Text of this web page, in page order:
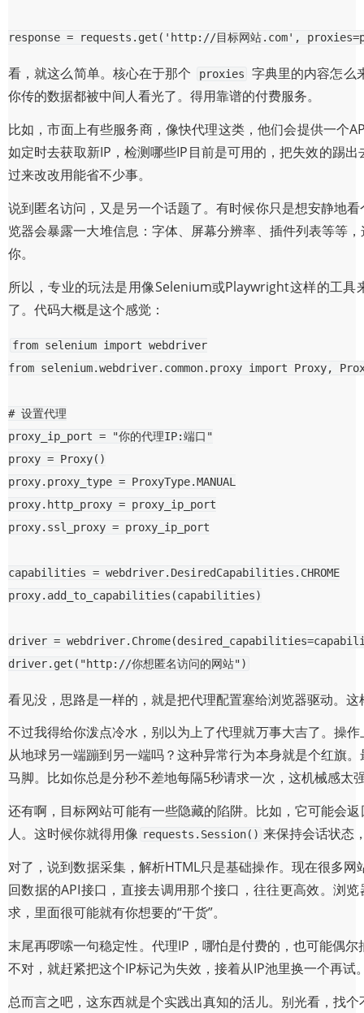
response = requests . get ( 'http://目标网站.com' , proxies=
看，就这么简单。核心在于那个 proxies
字典里的内容怎么
你传的数据都被中间人看光了。得用靠谱的付费服务。
比如，市面上有些服务商，像快代理这类，他们会提供一个
如定时去获取新IP，检测哪些IP目前是可用的，把失效的踢
过来改改用能省不少事。
说到匿名访问，又是另一个话题了。有时候你只是想安静地
览器会暴露一大堆信息：字体、屏幕分辨率、插件列表等等
你。
所以，专业的玩法是用像Selenium或Playwright这样的工
了。代码大概是这个感觉：
from selenium import webdriver
from selenium.webdriver.common.proxy import Proxy,
# 设置代理
proxy_ip_port =
"你的代理IP:端口"
proxy = Proxy()
proxy. proxy_type = ProxyType.MANUAL
proxy. http_proxy = proxy_ip_port
proxy. ssl_proxy = proxy_ip_port
capabilities = webdriver. DesiredCapabilities . CHROME
proxy. add_to_capabilities (capabilities)
driver = webdriver. Chrome(desired_capabilities=
driver. get ( "http://你想匿名访问的网站")
看见没，思路是一样的，就是把代理配置塞给浏览器驱动。
不过我得给你泼点冷水，别以为上了代理就万事大吉了。操
从地球另一端蹦到另一端吗？这种异常行为本身就是个红旗
马脚。比如你总是分秒不差地每隔5秒请求一次，这机械感太
还有啊，目标网站可能有一些隐藏的陷阱。比如，它可能会
人。这时候你就得用像 requests.Session() 来保持会话状态
对了，说到数据采集，解析HTML只是基础操作。现在很多
回数据的API接口，直接去调用那个接口，往往更高效。浏
求，里面很可能就有你想要的“干货”。
末尾再啰嗦一句稳定性。代理IP，哪怕是付费的，也可能偶
不对，就赶紧把这个IP标记为失效，接着从IP池里换一个再
总而言之吧，这东西就是个实践出真知的活儿。别光看，找